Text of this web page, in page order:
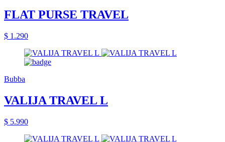
FLAT PURSE TRAVEL
$ 1.290
Bubba
VALIJA TRAVEL L
$ 5.990